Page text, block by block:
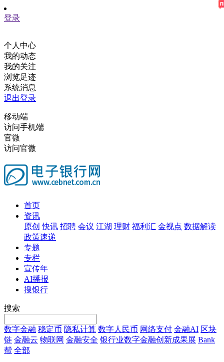
登录
个人中心
我的动态
我的关注
浏览足迹
系统消息
退出登录
移动端
访问手机端
官微
访问官微
首页
资讯
原创 快讯 招聘 会议 江湖 理财 福利汇 金视点 数据解读
政策速递
专题
专栏
宣传年
AI播报
搜银行
搜索
数字金融 稳定币 隐私计算 数字人民币 网络支付 金融AI 区块
链 金融云 物联网 金融安全 银行业数字金融创新成果展 Bank
帮 全部